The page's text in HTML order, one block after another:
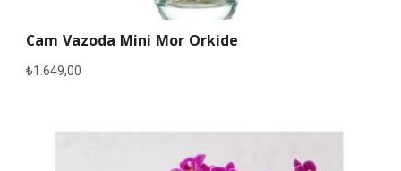
Cam Vazoda Mini Mor Orkide
₺1.649,00